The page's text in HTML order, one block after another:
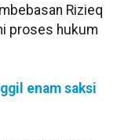
Rizieq
proses hukum
enam saksi